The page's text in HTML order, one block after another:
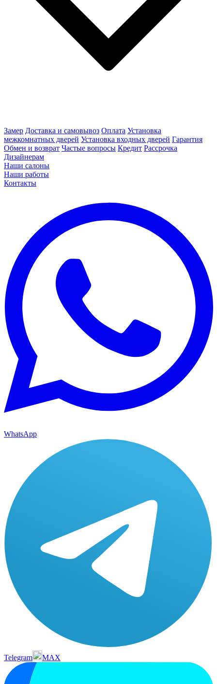
Замер Доставка и самовывоз Оплата Установка
межкомнатных дверей Установка входных дверей Гарантия
Обмен и возврат Частые вопросы Кредит Рассрочка
Дизайнерам
Наши салоны
Наши работы
Контакты
WhatsApp
Telegram MAX